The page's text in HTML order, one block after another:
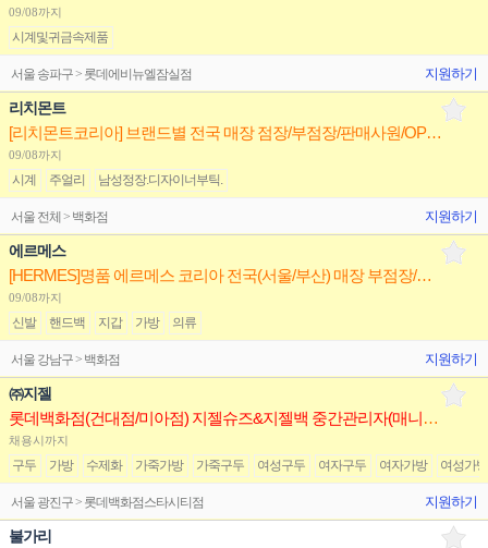
09/08까지
시계및귀금속제품
서울 송파구 > 롯데에비뉴엘잠실점 지원하기
리치몬트
[리치몬트코리아] 브랜드별 전국 매장 점장/부점장/판매사원/OP 채용(까르띠에,반클리프,알라이아)
09/08까지
시계 주얼리 남성정장.디자이너부틱.
서울 전체 > 백화점 지원하기
에르메스
[HERMES]명품 에르메스 코리아 전국(서울/부산) 매장 부점장/판매사원 채용
09/08까지
신발 핸드백 지갑 가방 의류
서울 강남구 > 백화점 지원하기
㈜지젤
롯데백화점(건대점/미아점) 지젤슈즈&지젤백 중간관리자(매니저) 구인합니다
채용시까지
구두 가방 수제화 가죽가방 가죽구두 여성구두 여자구두 여자가방 여성가방
서울 광진구 > 롯데백화점스타시티점 지원하기
불가리